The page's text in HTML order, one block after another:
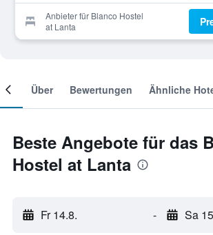
Anbieter für Blanco Hostel
at Lanta
Über Bewertungen Ähnliche
Beste Angebote für das
Hostel at Lanta
Fr 14.8. - Sa